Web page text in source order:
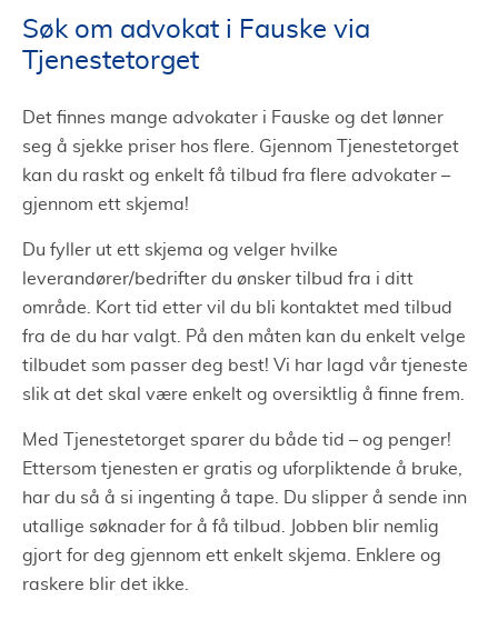
Søk om advokat i Fauske via
Tjenestetorget
Det finnes mange advokater i Fauske og det lønner
seg å sjekke priser hos flere. Gjennom Tjenestetorget
kan du raskt og enkelt få tilbud fra flere advokater –
gjennom ett skjema!
Du fyller ut ett skjema og velger hvilke
leverandører/bedrifter du ønsker tilbud fra i ditt
område. Kort tid etter vil du bli kontaktet med tilbud
fra de du har valgt. På den måten kan du enkelt velge
tilbudet som passer deg best! Vi har lagd vår tjeneste
slik at det skal være enkelt og oversiktlig å finne frem.
Med Tjenestetorget sparer du både tid – og penger!
Ettersom tjenesten er gratis og uforpliktende å bruke,
har du så å si ingenting å tape. Du slipper å sende inn
utallige søknader for å få tilbud. Jobben blir nemlig
gjort for deg gjennom ett enkelt skjema. Enklere og
raskere blir det ikke.